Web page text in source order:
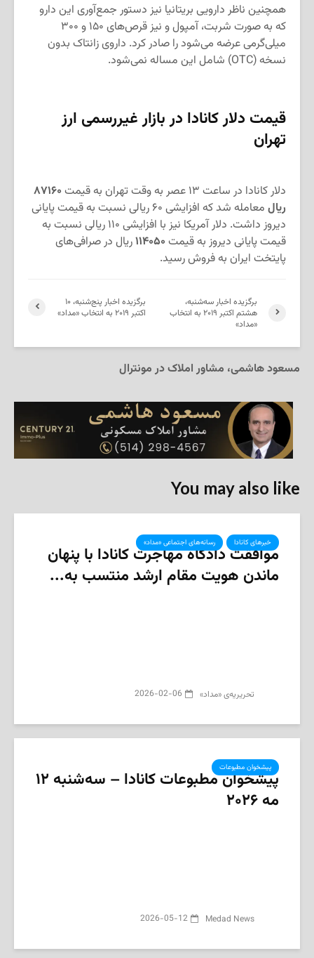
همچنین ناظر دارویی بریتانیا نیز دستور جمع‌آوری این دارو
که به صورت شربت، آمپول و نیز قرص‌های ۱۵۰ و ۳۰۰
میلی‌گرمی عرضه می‌شود را صادر کرد. داروی زانتاک بدون
نسخه (OTC) شامل این مساله نمی‌شود.
قیمت دلار کانادا در بازار غیررسمی ارز
تهران
دلار کانادا در ساعت ۱۳ عصر به وقت تهران به قیمت
۸۷۱۶۰
ریال
معامله شد که افزایشی ۶۰ ریالی نسبت به قیمت پایانی
دیروز داشت. دلار آمریکا نیز با افزایشی ۱۱۰ ریالی نسبت به
قیمت پایانی دیروز به قیمت ۱۱۴۰۵۰ریال در صرافی‌های
پایتخت ایران به فروش رسید.
برگزیده اخبار پنج‌شنبه، ۱۰
اکتبر ۲۰۱۹ به انتخاب «مداد»
برگزیده اخبار سه‌شنبه،
هشتم اکتبر ۲۰۱۹ به انتخاب
«مداد»
مسعود هاشمی، مشاور املاک در مونترال
You may also like
خبرهای کانادا رسانه‌های اجتماعی «مداد»
موافقت دادگاه مهاجرت کانادا با پنهان
ماندن هویت مقام ارشد منتسب به...
تحریریه‌ی «مداد» 2026-02-06
پیشخوان مطبوعات
پیشخوان مطبوعات کانادا – سه‌شنبه ۱۲
مه ۲۰۲۶
2026-05-12